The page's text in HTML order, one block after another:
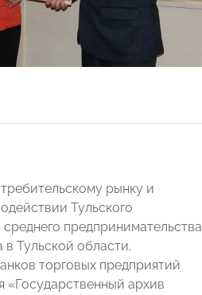
рынку и
Тульского
предпринимательства
Тульской области.
торговых предприятий
«Государственный архив